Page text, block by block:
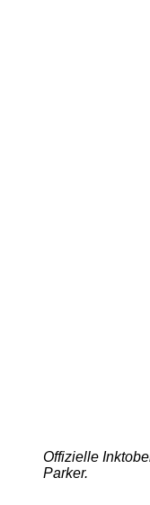
Offizielle
Parker.